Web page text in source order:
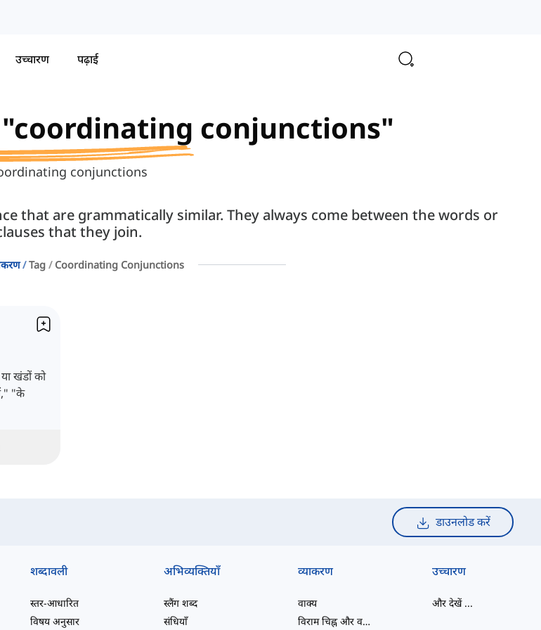
उच्चारण पढ़ाई
conjunctions"
conjunctions
that are grammatically similar. They always come between the words or
that they join.
Tag Coordinating Conjunctions
खंडों को
"के
डाउनलोड करें
शब्दावली
स्तर-आधारित
विषय अनुसार
अभिव्यक्तियाँ
स्लैंग शब्द
संधियाँ
व्याकरण
वाक्य
विराम चिह्न और वर्तनी
उच्चारण
और देखें...